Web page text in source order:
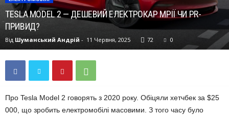
TESLA MODEL 2 — ДЕШЕВИЙ ЕЛЕКТРОКАР МРІЇ ЧИ PR-
ПРИВИД?
Від Шуманський Андрій - 11 Червня, 2025 72 0
Про Tesla Model 2 говорять з 2020 року. Обіцяли хетчбек за $25
000, що зробить електромобілі масовими. З того часу було